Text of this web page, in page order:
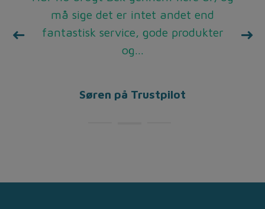
købt noget, er der kommet en meget
venlig montør stort set med det
samme, fremragende service,...
Henrik på Trustpilot
må sige det er intet andet end
fantastisk service, gode produkter
og...
Søren på Trustpilot
taler med i telefonen, hurtig levering.
Benny på Trustpilot